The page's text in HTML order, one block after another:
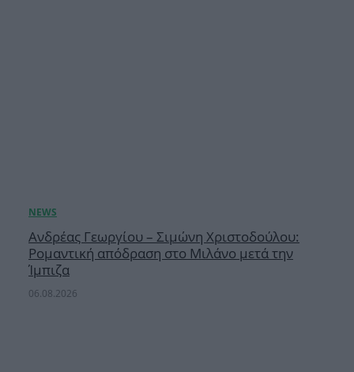
Ανδρέας Γεωργίου – Σιμώνη Χριστοδούλου:
Ρομαντική απόδραση στο Μιλάνο μετά την
Ίμπιζα
06.08.2026